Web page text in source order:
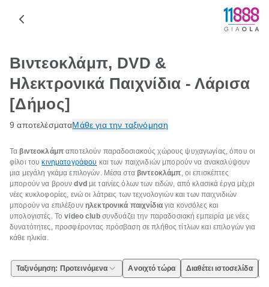
Βιντεοκλάμπ, DVD &
Ηλεκτρονικά Παιχνίδια - Λάρισα
[Δήμος]
9 αποτελέσματαΜάθε για την ταξινόμηση
Ταβιντεοκλάμπαποτελούν παραδοσιακούς χώρους ψυχαγωγίας, όπου οι
φίλοι τουκινηματογράφου και των παιχνιδιών μπορούν να ανακαλύψουν
μια μεγάλη γκάμα επιλογών. Μέσα σταβιντεοκλάμπ, οι επισκέπτες
μπορούν να βρουνdvd με ταινίες όλων των ειδών, από κλασικά έργα μέχρι
νέες κυκλοφορίες, ενώ οι λάτρεις των τεχνολογιών και των παιχνιδιών
μπορούν να επιλέξουν ηλεκτρονικά παιχνίδιαγια κονσόλες και
υπολογιστές. Τοvideo clubσυνδυάζει την παραδοσιακή εμπειρία με νέες
δυνατότητες, προσφέροντας πρόσβαση σε πλήθος τίτλων και επιλογών για
κάθε ηλικία.
Ταξινόμηση: Προτεινόμενα Ανοιχτό τώρα Διαθέτει ιστοσελίδα